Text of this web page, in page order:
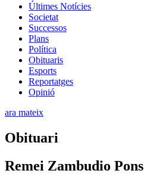
Últimes Notícies
Societat
Successos
Plans
Política
Obituaris
Esports
Reportatges
Opinió
ara mateix
Obituari
Remei Zambudio Pons